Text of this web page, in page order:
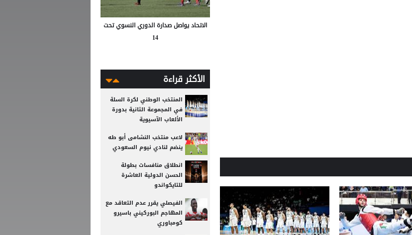
الاتحاد يواصل صدارة الدوري النسوي تحت
14
الأكثر قراءة
المنتخب الوطني لكرة السلة
في المجموعة الثانية بدورة
الألعاب الآسيوية
لاعب منتخب النشامى أبو طه
ينضم لنادي نيوم السعودي
انطلاق منافسات بطولة
الحسن الدولية العاشرة
للتايكواندو
الفيصلي يقرر عدم التعاقد مع
المهاجم البوركيني باسيرو
كومباوري